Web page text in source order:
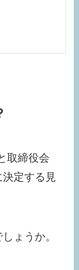
取締役会
定する見
ょうか。